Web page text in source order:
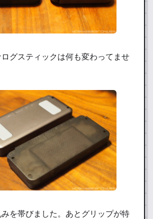
グスティックは何も変わってませ
を帯びました。あとグリップが特